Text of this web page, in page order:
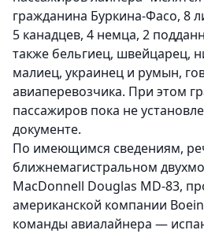
гражданина Буркина-Фасо, 8
5 канадцев, 4 немца, 2
также бельгиец, швейцарец,
малиец, украинец и румын,
авиаперевозчика. При этом
пассажиров пока не
документе.
По имеющимся сведениям,
ближнемагистральном
MacDonnell Douglas MD-83,
американской компании
команды авиалайнера —